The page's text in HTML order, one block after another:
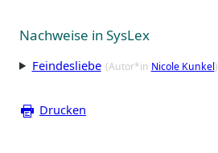
Nachweise in SysLex
Feindesliebe (Autor*in Nicole Kunkel)
Drucken